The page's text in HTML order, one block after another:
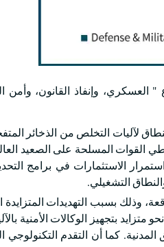
العسكري، وإنفاذ القانون، وأمن
السوق في عام 2024 بسبب النشر الواسع النطاق لآليات التخلص من الذخائر
القوات المسلحة على الصعيد
الاستثمارات في برامج
التشغيلي.
قدره 17.8 في المائة خلال الفترة المتوقعة، وذلك بسبب التهديدات
بتجهيز الوكالات الأمنية
كما أن التقدم التكنولوجي